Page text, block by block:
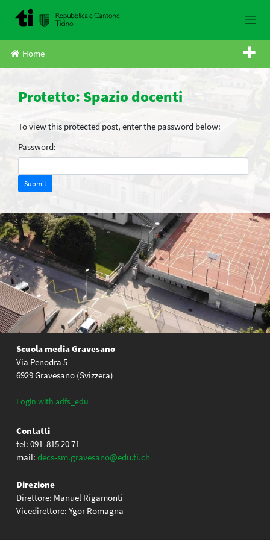
Home
Protetto: Spazio docenti
To view this protected post, enter the password below:
Password:
Scuola media Gravesano
Via Penodra 5
6929 Gravesano (Svizzera)
Login with adfs_edu
Contatti
tel: 091 815 20 71
mail: decs-sm.gravesano@edu.ti.ch
Direzione
Direttore: Manuel Rigamonti
Vicedirettore: Ygor Romagna